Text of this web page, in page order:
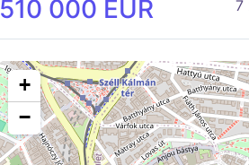
510 000 EUR 7
+
−